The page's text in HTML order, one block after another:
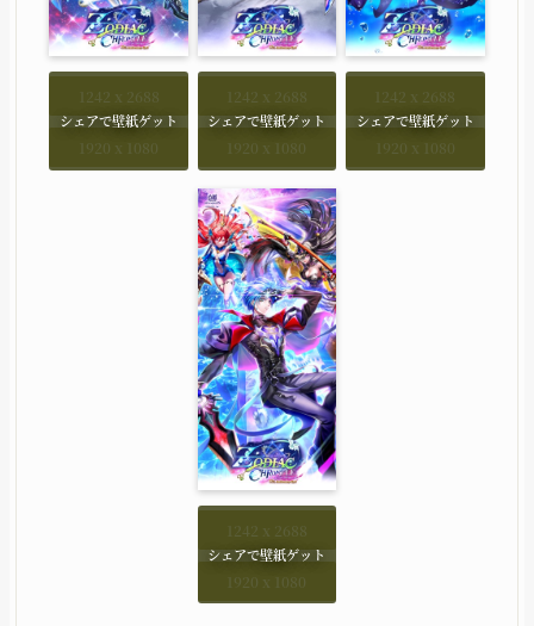
1242 x 2688
1920 x 1080
1242 x 2688
1920 x 1080
1242 x 2688
1920 x 1080
1242 x 2688
1920 x 1080